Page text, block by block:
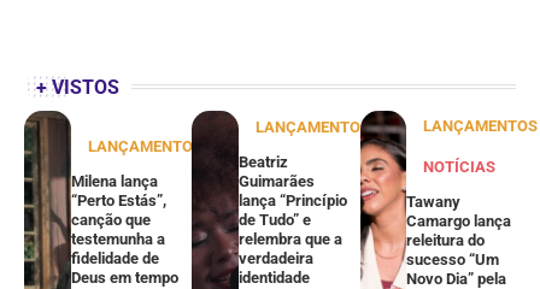
+ VISTOS
LANÇAMENTOS
Milena lança
“Perto Estás”,
canção que
testemunha a
fidelidade de
Deus em tempo
LANÇAMENTOS
Beatriz
Guimarães
lança “Princípio
de Tudo” e
relembra que a
verdadeira
identidade
LANÇAMENTOS
NOTÍCIAS
Tawany
Camargo lança
releitura do
sucesso “Um
Novo Dia” pela